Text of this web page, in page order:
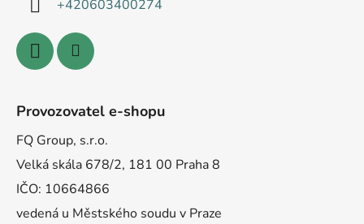
+420603400274
Provozovatel e-shopu
FQ Group, s.r.o.
Velká skála 678/2, 181 00 Praha 8
IČO: 10664866
vedená u Městského soudu v Praze